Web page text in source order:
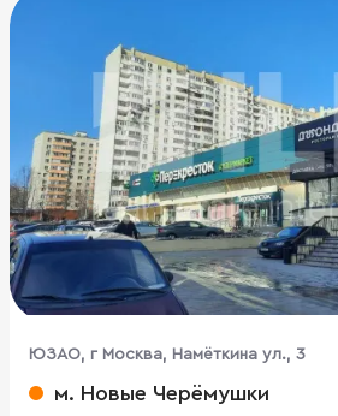
ЮЗАО, г Москва, Намёткина ул., 3
м. Новые Черёмушки